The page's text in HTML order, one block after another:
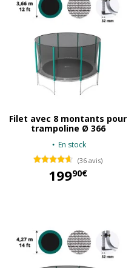
Filet avec 8 montants pour
trampoline Ø 366
En stock
(36 avis)
19990€